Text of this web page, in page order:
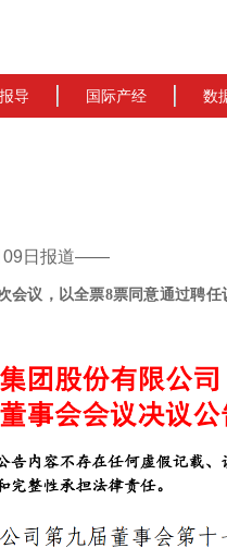
导 国际产经 数
09日报道——
会议，以全票8票同意通过聘